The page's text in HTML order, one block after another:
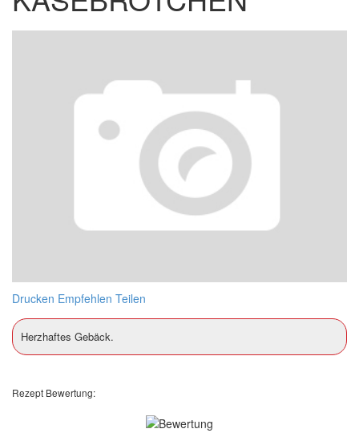
Drucken Empfehlen Teilen
Herzhaftes Gebäck.
Rezept Bewertung: